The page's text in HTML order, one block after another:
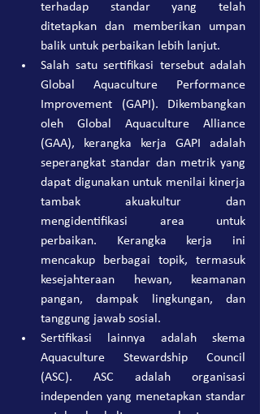
terhadap standar yang telah
ditetapkan dan memberikan umpan
balik untuk perbaikan lebih lanjut.
Salah satu sertifikasi tersebut adalah
Global Aquaculture Performance
Improvement (GAPI). Dikembangkan
oleh Global Aquaculture Alliance
(GAA), kerangka kerja GAPI adalah
seperangkat standar dan metrik yang
dapat digunakan untuk menilai kinerja
tambak akuakultur dan
mengidentifikasi area untuk
perbaikan. Kerangka kerja ini
mencakup berbagai topik, termasuk
kesejahteraan hewan, keamanan
pangan, dampak lingkungan, dan
tanggung jawab sosial.
Sertifikasi lainnya adalah skema
Aquaculture Stewardship Council
(ASC). ASC adalah organisasi
independen yang menetapkan standar